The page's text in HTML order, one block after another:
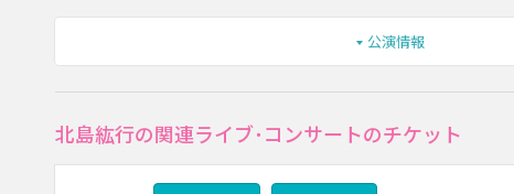
公演情報
北島紘行の関連ライブ･コンサートのチケット